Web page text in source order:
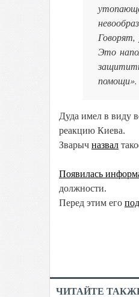
Это
помощи».
Дуда имел в виду
реакцию Киева.
Зварыч назвал
Появилась
должности.
Перед этим его
ЧИТАЙТЕ